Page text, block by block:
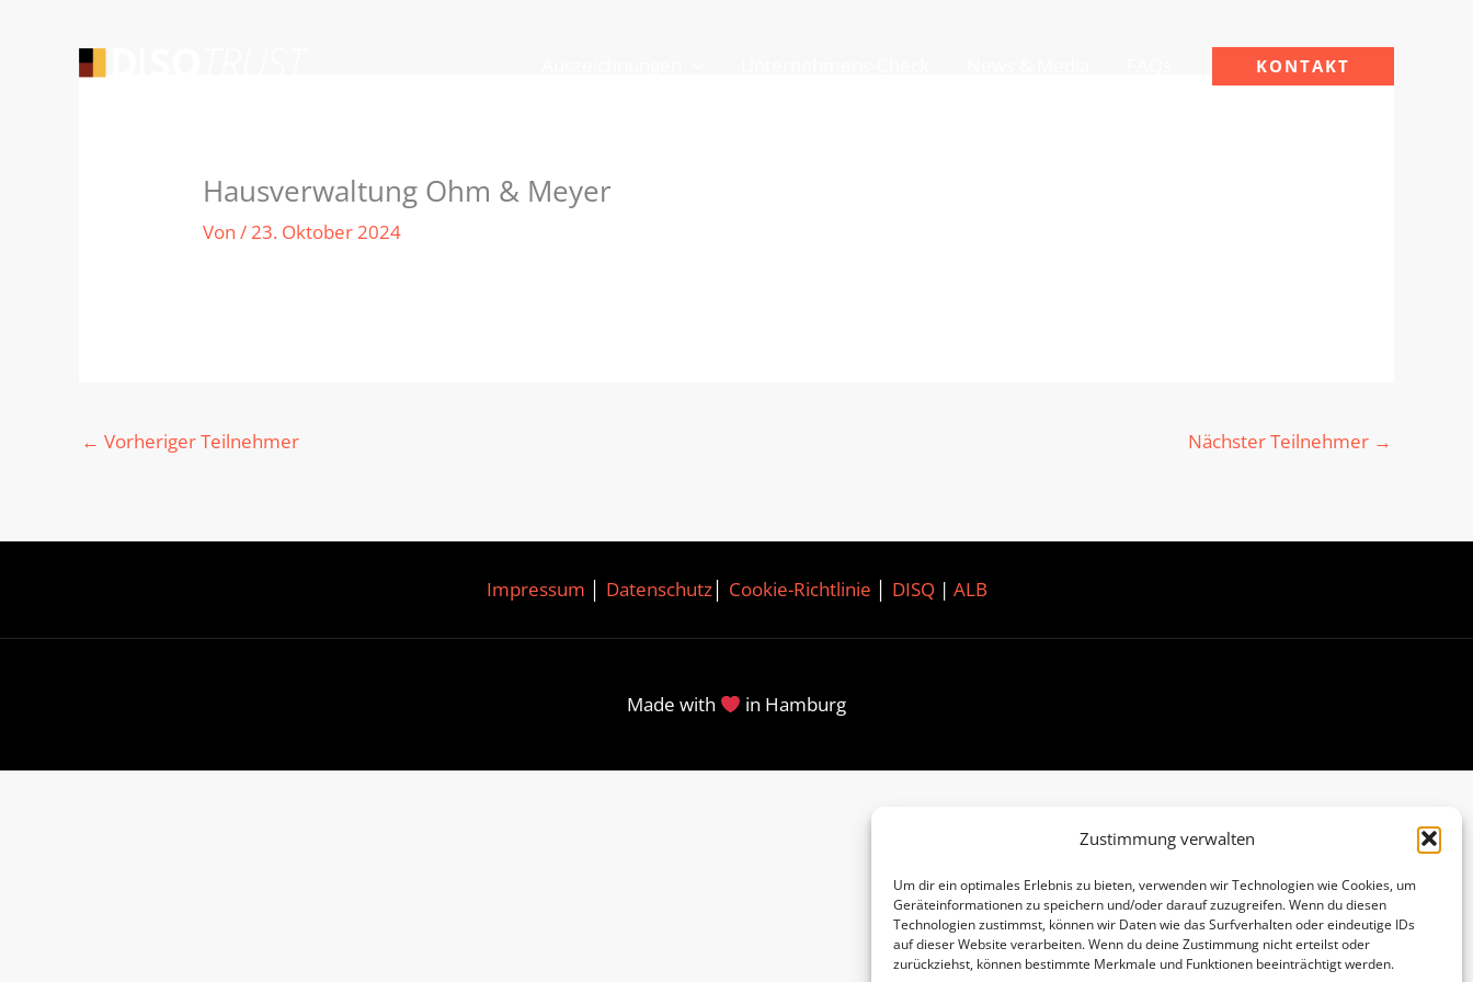
Zustimmung verwalten
Um dir ein optimales Erlebnis zu bieten, verwenden wir Technologien wie Cookies, um
Geräteinformationen zu speichern und/oder darauf zuzugreifen. Wenn du diesen
Technologien zustimmst, können wir Daten wie das Surfverhalten oder eindeutige IDs
auf dieser Website verarbeiten. Wenn du deine Zustimmung nicht erteilst oder
zurückziehst, können bestimmte Merkmale und Funktionen beeinträchtigt werden.
KONTAKT
Hausverwaltung Ohm & Meyer
Von/23. Oktober 2024
← Vorheriger Teilnehmer Nächster Teilnehmer →
Impressum Datenschutz│ Cookie-Richtlinie DISQ| ALB
Made with in Hamburg